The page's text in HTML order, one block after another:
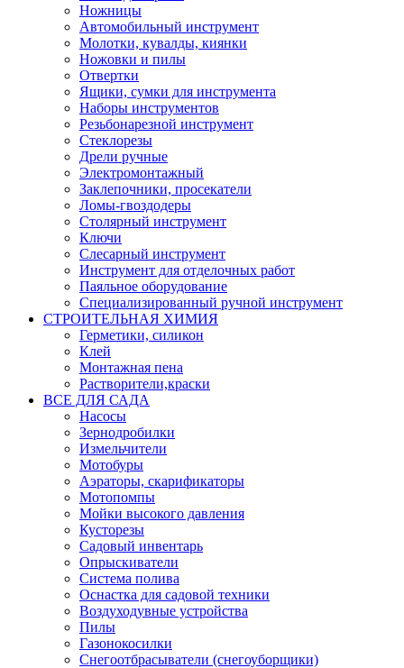
Ножницы
Автомобильный инструмент
Молотки, кувалды, киянки
Ножовки и пилы
Отвертки
Ящики, сумки для инструмента
Наборы инструментов
Резьбонарезной инструмент
Стеклорезы
Дрели ручные
Электромонтажный
Заклепочники, просекатели
Ломы-гвоздодеры
Столярный инструмент
Ключи
Слесарный инструмент
Инструмент для отделочных работ
Паяльное оборудование
Специализированный ручной инструмент
СТРОИТЕЛЬНАЯ ХИМИЯ
Герметики, силикон
Клей
Монтажная пена
Растворители,краски
ВСЕ ДЛЯ САДА
Насосы
Зернодробилки
Измельчители
Мотобуры
Аэраторы, скарификаторы
Мотопомпы
Мойки высокого давления
Кусторезы
Садовый инвентарь
Опрыскиватели
Система полива
Оснастка для садовой техники
Воздуходувные устройства
Пилы
Газонокосилки
Снегоотбрасыватели (снегоуборщики)